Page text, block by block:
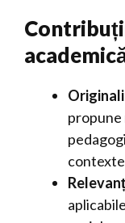
propune